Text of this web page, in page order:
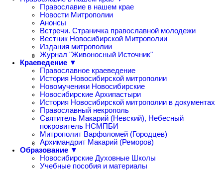
Православие в нашем крае
Новости Митрополии
Анонсы
Встречи. Страничка православной молодежи
Вестник Новосибирской Митрополии
Издания митрополии
Журнал "Живоносный Источник"
Краеведение ▼
Православное краеведение
История Новосибирской митрополии
Новомученики Новосибирские
Новосибирские Архипастыри
История Новосибирской митрополии в документах
Православный некрополь
Святитель Макарий (Невский), Небесный
покровитель НСМПБИ
Митрополит Варфоломей (Городцев)
Архимандрит Макарий (Реморов)
Образование ▼
Новосибирские Духовные Школы
Учебные пособия и материалы